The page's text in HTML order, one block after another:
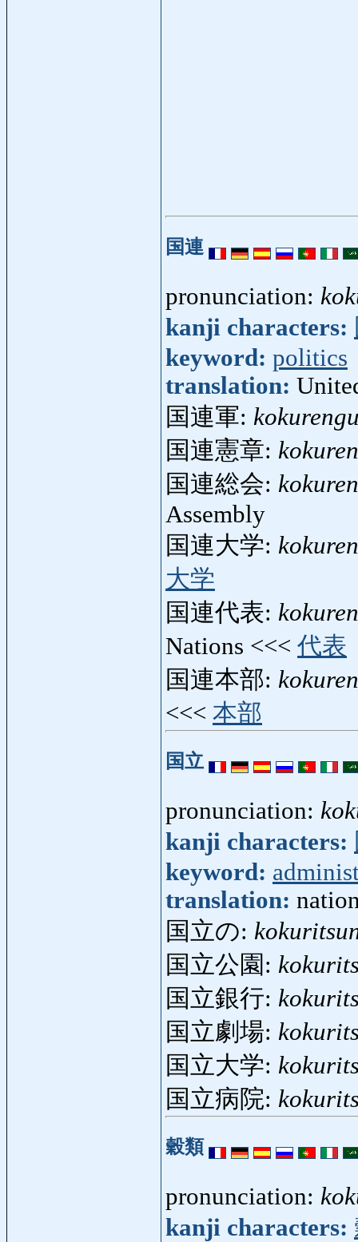
国連
pronunciation:
kanji characters:
keyword: politics
translation:
国連軍:
国連憲章:
国連総会:
Assembly
国連大学:
大学
国連代表:
Nations <<< 代表
国連本部:
<<< 本部
国立
pronunciation:
kanji characters:
keyword:
translation:
国立の:
国立公園:
国立銀行:
国立劇場:
国立大学:
国立病院:
穀類
pronunciation:
kanji characters: